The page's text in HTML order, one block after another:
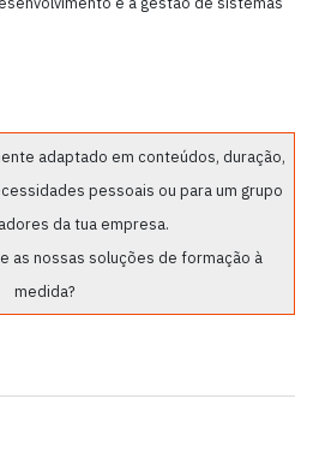
adaptado em conteúdos, duração,
pessoais ou para um grupo
da tua empresa.
as nossas soluções de formação à
medida?